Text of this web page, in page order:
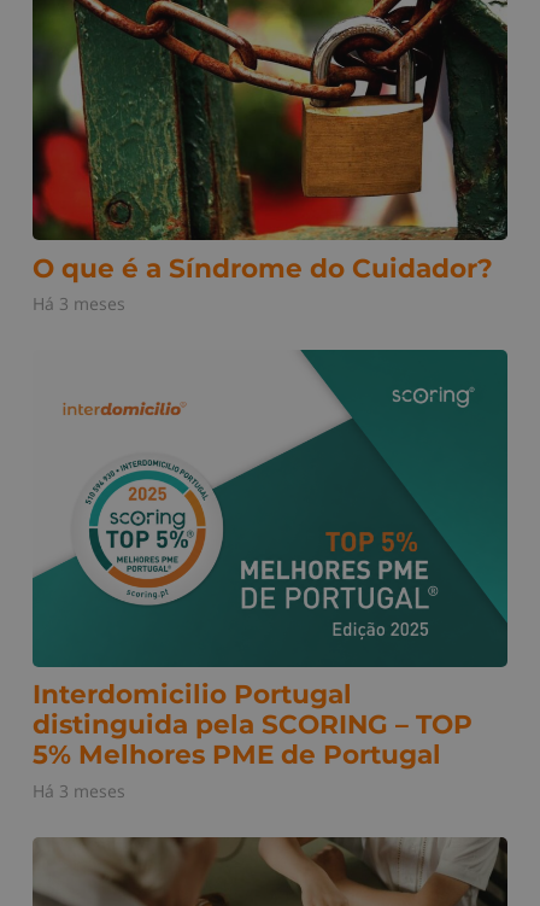
O que é a Síndrome do Cuidador?
Há 3 meses
Interdomicilio Portugal
distinguida pela SCORING – TOP
5% Melhores PME de Portugal
Há 3 meses